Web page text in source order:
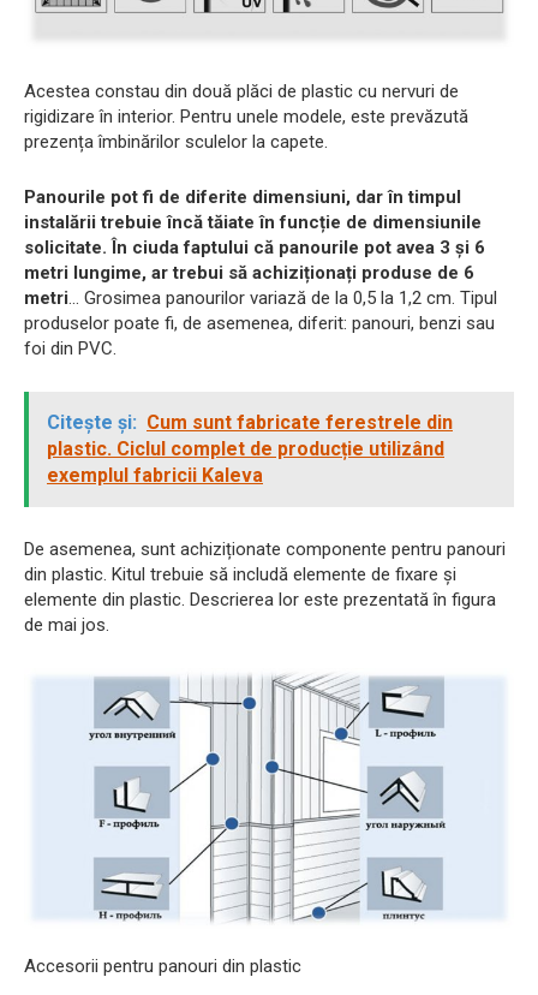
Acestea constau din două plăci de plastic cu nervuri de
rigidizare în interior. Pentru unele modele, este prevăzută
prezența îmbinărilor sculelor la capete.
Panourile pot fi de diferite dimensiuni, dar în timpul
instalării trebuie încă tăiate în funcție de dimensiunile
solicitate. În ciuda faptului că panourile pot avea 3 și 6
metri lungime, ar trebui să achiziționați produse de 6
metri... Grosimea panourilor variază de la 0,5 la 1,2 cm. Tipul
produselor poate fi, de asemenea, diferit: panouri, benzi sau
foi din PVC.
Citește și: Cum sunt fabricate ferestrele din
plastic. Ciclul complet de producție utilizând
exemplul fabricii Kaleva
De asemenea, sunt achiziționate componente pentru panouri
din plastic. Kitul trebuie să includă elemente de fixare și
elemente din plastic. Descrierea lor este prezentată în figura
de mai jos.
Accesorii pentru panouri din plastic